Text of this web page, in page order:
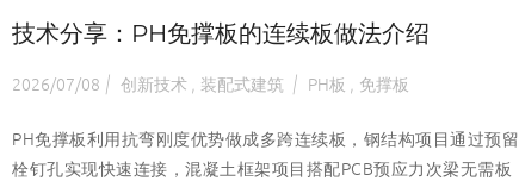
技术分享：PH免撑板的连续板做法介绍
2026/07/08 | 创新技术 装配式建筑 | PH板 免撑板
PH免撑板利用抗弯刚度优势做成多跨连续板，钢结构项目通过预留
栓钉孔实现快速连接，混凝土框架项目搭配PCB预应力次梁无需板